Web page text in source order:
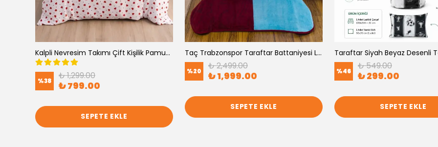
Kalpli Nevresim Takımı Çift Kişilik Pamuklu
%38 ₺ 1,299.00
₺ 799.00
SEPETE EKLE
Taç Trabzonspor Taraftar Battaniyesi Lisanslı - Tek kişilik
%20 ₺ 2,499.00
₺ 1,999.00
SEPETE EKLE
%46 ₺ 549.00
₺ 299.00
SEPETE EKLE